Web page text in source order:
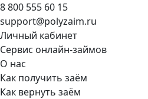
8 800 555 60 15
support@polyzaim.ru
Личный кабинет
Сервис онлайн-займов
О нас
Как получить заём
Как вернуть заём